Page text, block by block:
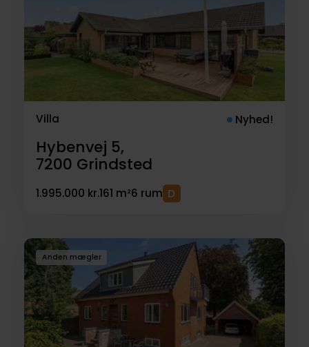
salg
Villa Nyhed!
Hybenvej 5,
7200 Grindsted
1.995.000 kr.161 m²6 rum
Anden mægler